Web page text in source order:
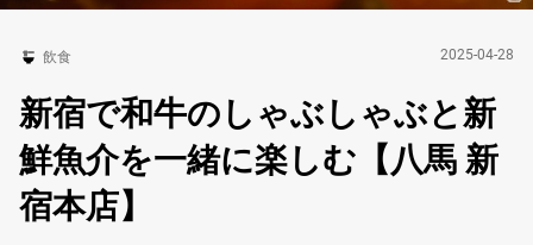
飲食 2025-04-28
新宿で和牛のしゃぶしゃぶと新
鮮魚介を一緒に楽しむ【八馬 新
宿本店】